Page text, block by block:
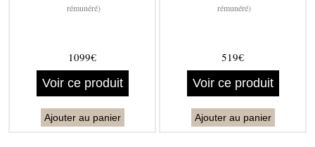
rémunéré)
1099€
Voir ce produit
Ajouter au panier
rémunéré)
519€
Voir ce produit
Ajouter au panier